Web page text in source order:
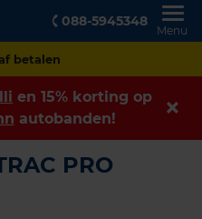
088-5945348
Menu
betalen
en 15% korting op
autobanden!
PRO